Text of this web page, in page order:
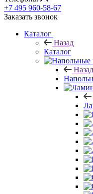
+7 495 960-58-67
Заказать звонок
Каталог
Назад
Каталог
Назад